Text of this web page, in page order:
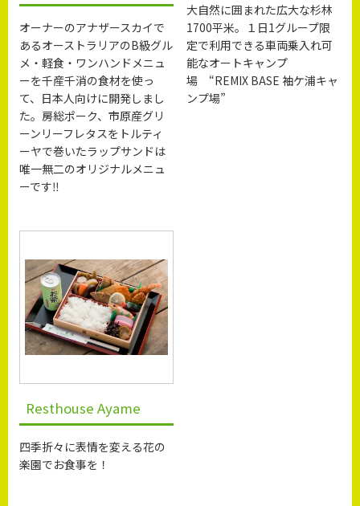
オーナーのアナザースカイで
あるオーストラリアのB級グル
メ・軽食・ワンハンドメニュ
ーを千産千消の食材を使っ
て、日本人向けに開発しまし
た。房総ポーク、市原産グリ
ーンリーフレタスをトルティ
ーヤで巻いたラップサンドは
唯一無二のオリジナルメニュ
ーです‼
大自然に囲まれた広大な杉林
1700平米。１日1グループ限
定で利用できる車両乗入れ可
能なオートキャンプ
場 “REMIX BASE 袖ケ浦キャ
ンプ場”
Resthouse Ayame
四季折々に表情を変える花の
楽園でお食事を！